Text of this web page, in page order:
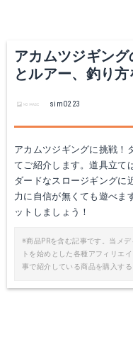
アカムツジギン
とルアー、釣り
sim0223
アカムツジギングに挑戦！
てご紹介します。道具立て
ダードなスロージギングに
力に自信が無くても遊べま
ットしましょう！
※商品PRを含む記事です。当メ
トを始めとした各種アフィリエ
事で紹介している商品を購入す
Amazonで詳細を見る
楽天で詳細を見る